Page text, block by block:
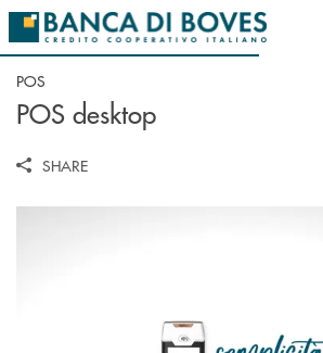
Salta al contenuto principale
POS
POS desktop
SHARE